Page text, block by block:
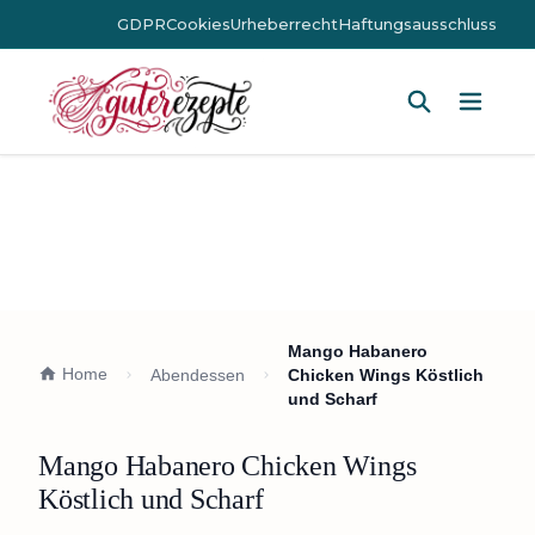
GDPRCookiesUrheberrechtHaftungsausschluss
Home Abendessen
Mango Habanero
Chicken Wings Köstlich
und Scharf
Mango Habanero Chicken Wings
Köstlich und Scharf